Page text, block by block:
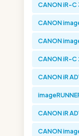
CANON iR-C
CANON
CANON
CANON iR-C
CANON iR
CANON iR
CANON